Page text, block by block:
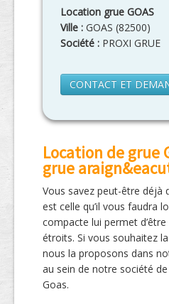
Location grue GOAS
Ville : GOAS (82500)
Société : PROXI GRUE
CONTACT ET
Location de grue
grue
Vous savez peut-être déjà
est celle qu’il vous faudra
compacte lui permet
étroits. Si vous souhaitez
nous la proposons dans
au sein de notre société
Goas.